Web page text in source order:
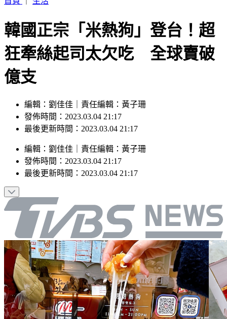
韓國正宗「米熱狗」登台！超
狂牽絲起司太欠吃 全球賣破
億支
發佈時間：2023.03.04 21:17
最後更新時間：2023.03.04 21:17
發佈時間：2023.03.04 21:17
最後更新時間：2023.03.04 21:17